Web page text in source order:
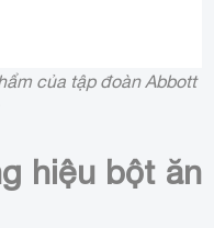
của tập đoàn Abbott
hiệu bột ăn